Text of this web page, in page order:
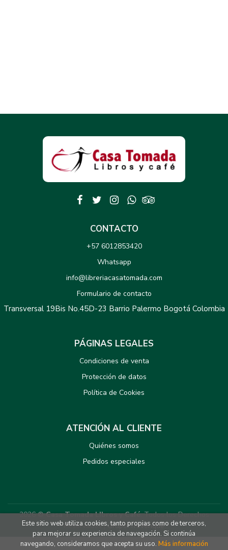
CONTACTO
+57 6012853420
Whatsapp
info@libreriacasatomada.com
Formulario de contacto
Transversal 19Bis No.45D-23 Barrio Palermo Bogotá Colombia
PÁGINAS LEGALES
Condiciones de venta
Protección de datos
Política de Cookies
ATENCIÓN AL CLIENTE
Quiénes somos
Pedidos especiales
2026 ©Casa Tomada LIbros y Café. Todos los Derechos
Reservados |Grupo Trevenque
Este sitio web utiliza cookies, tanto propias como de terceros,
para mejorar su experiencia de navegación. Si continúa
navegando, consideramos que acepta su uso. Más información